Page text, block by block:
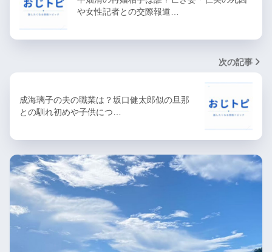
や女性記者との交際報道…
次の記事
成海璃子の夫の職業は？坂口健太郎似の旦那
との馴れ初めや子供につ…